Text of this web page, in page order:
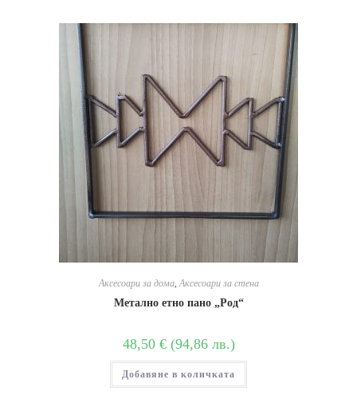
Аксесоари за дома, Аксесоари за стена
Метално етно пано „Род“
48,50 € (94,86 лв.)
Добавяне в количката